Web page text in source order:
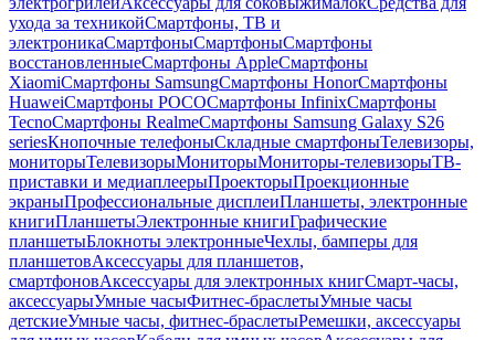
ухода за техникойСмартфоны, ТВ и
электроникаСмартфоныСмартфоныСмартфоны
восстановленныеСмартфоны AppleСмартфоны
XiaomiСмартфоны SamsungСмартфоны HonorСмартфоны
HuaweiСмартфоны POCOСмартфоны InfinixСмартфоны
TecnoСмартфоны RealmeСмартфоны Samsung Galaxy S26
seriesКнопочные телефоныСкладные смартфоныТелевизоры,
мониторыТелевизорыМониторыМониторы-телевизорыТВ-
приставки и медиаплеерыПроекторыПроекционные
экраныПрофессиональные дисплеиПланшеты, электронные
книгиПланшетыЭлектронные книгиГрафические
планшетыБлокноты электронныеЧехлы, бамперы для
планшетовАксессуары для планшетов,
смартфоновАксессуары для электронных книгСмарт-часы,
аксессуарыУмные часыФитнес-браслетыУмные часы
детскиеУмные часы, фитнес-браслетыРемешки, аксессуары